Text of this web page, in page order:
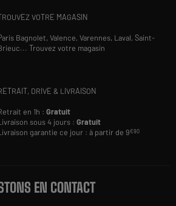
VOTRE MAGASIN
Bagnolet,Valence,Varennes, Laval,Saint-
...Trouvez votre magasin
DRIVE & LIVRAISON
en 1h :Gratuit
sous 4 jours :Gratuit
garantie ce jour : à partir de 9€90
EN CONTACT